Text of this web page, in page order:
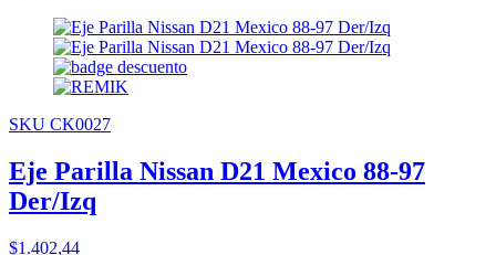
SKU CK0027
Eje Parilla Nissan D21 Mexico 88-97
Der/Izq
$1.402,44